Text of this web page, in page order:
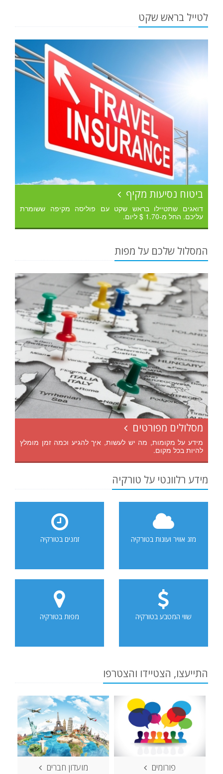
לטייל בראש שקט
ביטוח נסיעות מקיף
דואגים שתטיילו בראש שקט עם פוליסה מקיפה ששומרת
עליכם. החל מ-1.70 $ ליום.
המסלול שלכם על מפות
מסלולים מפורטים
מידע על מקומות, מה יש לעשות, איך להגיע וכמה זמן מומלץ
להיות בכל מקום.
מידע רלוונטי על טורקיה
מזג אוויר ועונות בטורקיה זמנים בטורקיה
שווי המטבע בטורקיה מפות בטורקיה
התייעצו, הצטיידו והצטרפו
פורומים מועדון חברים